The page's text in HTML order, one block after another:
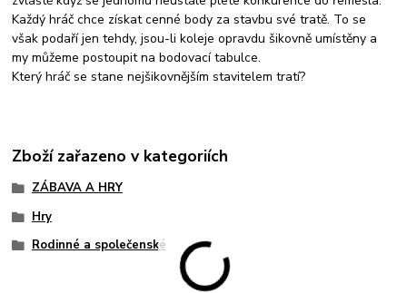
Každý hráč chce získat cenné body za stavbu své tratě. To se
však podaří jen tehdy, jsou-li koleje opravdu šikovně umístěny a
my můžeme postoupit na bodovací tabulce.
Který hráč se stane nejšikovnějším stavitelem tratí?
Zboží zařazeno v kategoriích
ZÁBAVA A HRY
Hry
Rodinné a společenské